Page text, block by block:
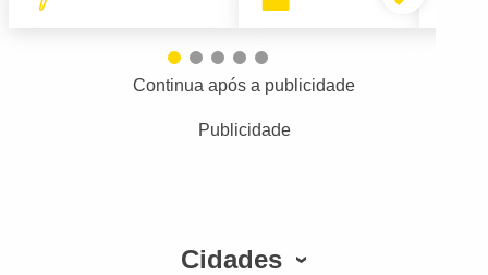
Continua após a publicidade
Publicidade
Cidades